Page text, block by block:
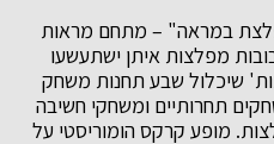
במראה" – מתחם מראות
מפלצות איתן ישתעשעו
שיכלול שבע תחנות משחק
תחרותיים ומשחקי חשיבה
מופע קרקס הומוריסטי על